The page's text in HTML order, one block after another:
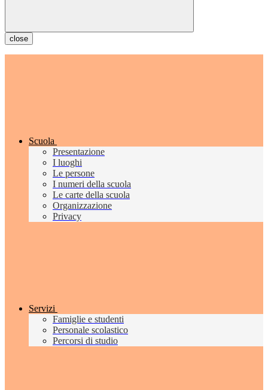
close
Scuola
Presentazione
I luoghi
Le persone
I numeri della scuola
Le carte della scuola
Organizzazione
Privacy
Servizi
Famiglie e studenti
Personale scolastico
Percorsi di studio